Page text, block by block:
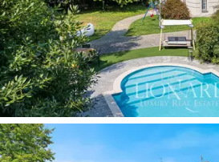
別墅的核心是其2,400平方公
綠意盎然的景觀環繞著別墅，
私。花園內設有私人泳池，是
辦戶外聚會的理想場所。眾多
升了別墅的外部景觀，提供如
宜的戶外生活空間。別墅外部
確保停車的便利和安全。